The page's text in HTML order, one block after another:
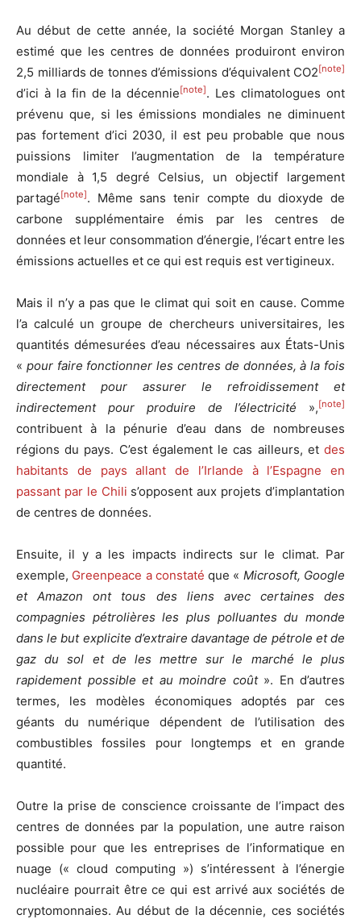
Au début de cette année, la société Morgan Stanley a
estimé que les centres de données produiront environ
2,5 milliards de tonnes d’émissions d’équivalent CO2[note]
d’ici à la fin de la décennie[note]. Les climatologues ont
prévenu que, si les émissions mondiales ne diminuent
pas fortement d’ici 2030, il est peu probable que nous
puissions limiter l’augmentation de la température
mondiale à 1,5 degré Celsius, un objectif largement
partagé[note]. Même sans tenir compte du dioxyde de
carbone supplémentaire émis par les centres de
données et leur consommation d’énergie, l’écart entre les
émissions actuelles et ce qui est requis est vertigineux.
Mais il n’y a pas que le climat qui soit en cause. Comme
l’a calculé un groupe de chercheurs universitaires, les
quantités démesurées d’eau nécessaires aux États-Unis
« pour faire fonctionner les centres de données, à la fois
directement pour assurer le refroidissement et
indirectement pour produire de l’électricité »,[note]
contribuent à la pénurie d’eau dans de nombreuses
régions du pays. C’est également le cas ailleurs, et des
habitants de pays allant de l’Irlande à l’Espagne en
passant par le Chili s’opposent aux projets d’implantation
de centres de données.
Ensuite, il y a les impacts indirects sur le climat. Par
exemple, Greenpeace a constaté que « Microsoft, Google
et Amazon ont tous des liens avec certaines des
compagnies pétrolières les plus polluantes du monde
dans le but explicite d’extraire davantage de pétrole et de
gaz du sol et de les mettre sur le marché le plus
rapidement possible et au moindre coût». En d’autres
termes, les modèles économiques adoptés par ces
géants du numérique dépendent de l’utilisation des
combustibles fossiles pour longtemps et en grande
quantité.
Outre la prise de conscience croissante de l’impact des
centres de données par la population, une autre raison
possible pour que les entreprises de l’informatique en
nuage (« cloud computing ») s’intéressent à l’énergie
nucléaire pourrait être ce qui est arrivé aux sociétés de
cryptomonnaies. Au début de la décennie, ces sociétés